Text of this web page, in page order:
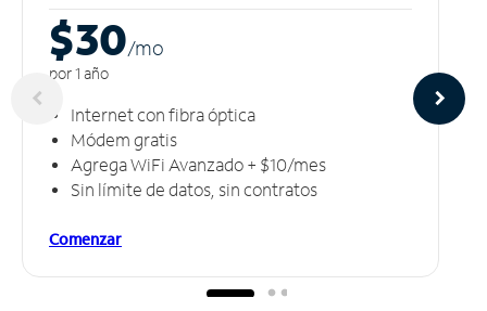
$30/mo
por 1 año
Internet con fibra óptica
Módem gratis
Agrega WiFi Avanzado + $10/mes
Sin límite de datos, sin contratos
Comenzar